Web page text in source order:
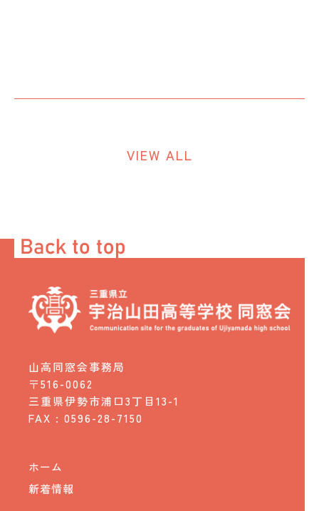
VIEW ALL
山高同窓会事務局
〒516-0062
三重県伊勢市浦口3丁目13-1
FAX : 0596-28-7150
ホーム
新着情報